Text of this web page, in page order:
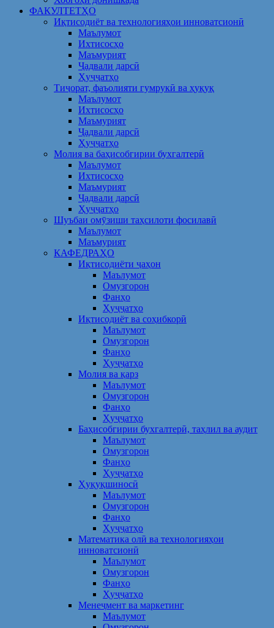
ФАКУЛТЕТҲО
Иқтисодиёт ва технологияҳои инноватсионӣ
Маълумот
Ихтисосҳо
Маъмурият
Ҷадвали дарсӣ
Ҳуҷҷатҳо
Тиҷорат, фаъолияти гумрукӣ ва ҳуқуқ
Маълумот
Ихтисосҳо
Маъмурият
Ҷадвали дарсӣ
Ҳуҷҷатҳо
Молия ва баҳисобгирии бухгалтерӣ
Маълумот
Ихтисосҳо
Маъмурият
Ҷадвали дарсӣ
Ҳуҷҷатҳо
Шуъбаи омӯзиши таҳсилоти фосилавӣ
Маълумот
Маъмурият
КАФЕДРАҲО
Иқтисодиёти ҷаҳон
Маълумот
Омузгорон
Фанҳо
Ҳуҷҷатҳо
Иқтисодиёт ва соҳибкорӣ
Маълумот
Омузгорон
Фанҳо
Ҳуҷҷатҳо
Молия ва қарз
Маълумот
Омузгорон
Фанҳо
Ҳуҷҷатҳо
Баҳисобгирии бухгалтерӣ, таҳлил ва аудит
Маълумот
Омузгорон
Фанҳо
Ҳуҷҷатҳо
Ҳуқуқшиносӣ
Маълумот
Омузгорон
Фанҳо
Ҳуҷҷатҳо
Математика олӣ ва технологияҳои
инноватсионӣ
Маълумот
Омузгорон
Фанҳо
Ҳуҷҷатҳо
Менеҷмент ва маркетинг
Маълумот